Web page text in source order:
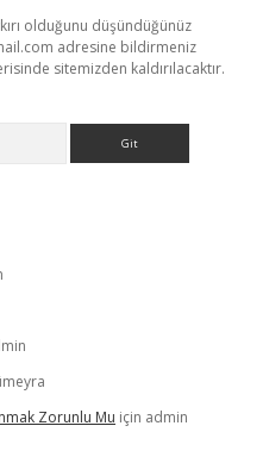
olduğunu düşündüğünüz
adresine bildirmeniz
sitemizden kaldırılacaktır.
Zorunlu Mu için admin